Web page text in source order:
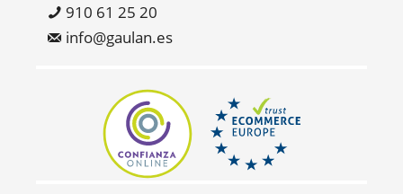
910 61 25 20
info@gaulan.es